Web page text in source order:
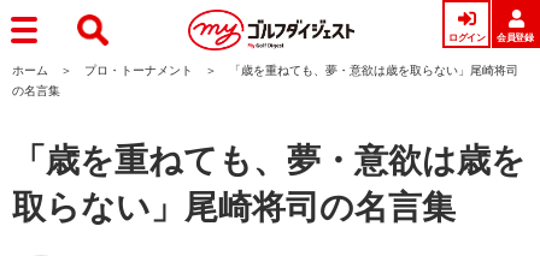
ログイン 会員登録
ホーム プロ・トーナメント
「歳を重ねても、夢・意欲は歳を取らない」尾崎将司
の名言集
「歳を重ねても、夢・意欲は歳を
取らない」尾崎将司の名言集